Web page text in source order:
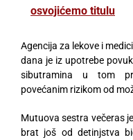
osvojićemo titulu
Agencija za lekove i
dana je iz upotrebe
sibutramina u tom
povećanim rizikom od
Mutuova sestra večeras
brat još od detinjstva